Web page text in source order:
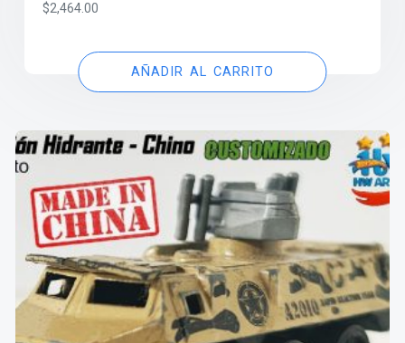
$2,464.00
AÑADIR AL CARRITO